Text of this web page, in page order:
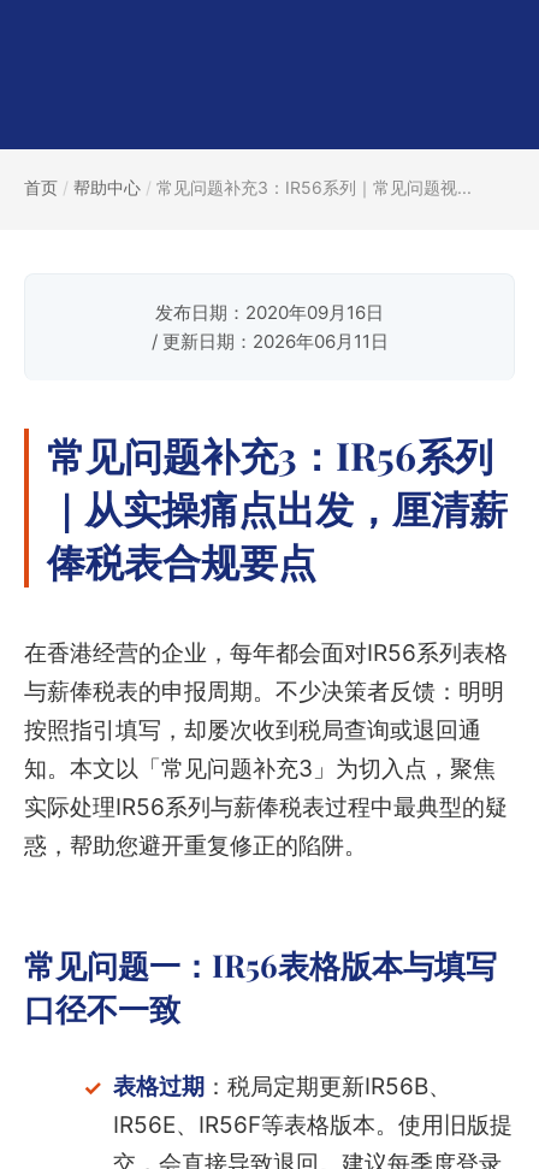
首页 / 帮助中心 / 常见问题补充3：IR56系列｜常见问题视...
发布日期：2020年09月16日
/ 更新日期：2026年06月11日
常见问题补充3：IR56系列
｜从实操痛点出发，厘清薪
俸税表合规要点
在香港经营的企业，每年都会面对IR56系列表格
与薪俸税表的申报周期。不少决策者反馈：明明
按照指引填写，却屡次收到税局查询或退回通
知。本文以「常见问题补充3」为切入点，聚焦
实际处理IR56系列与薪俸税表过程中最典型的疑
惑，帮助您避开重复修正的陷阱。
常见问题一：IR56表格版本与填写
口径不一致
表格过期 ：税局定期更新IR56B、
IR56E、IR56F等表格版本。使用旧版提
交，会直接导致退回。建议每季度登录